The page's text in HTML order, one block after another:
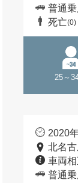
普通
死亡(0)
25～
2020
北名
車両
普通